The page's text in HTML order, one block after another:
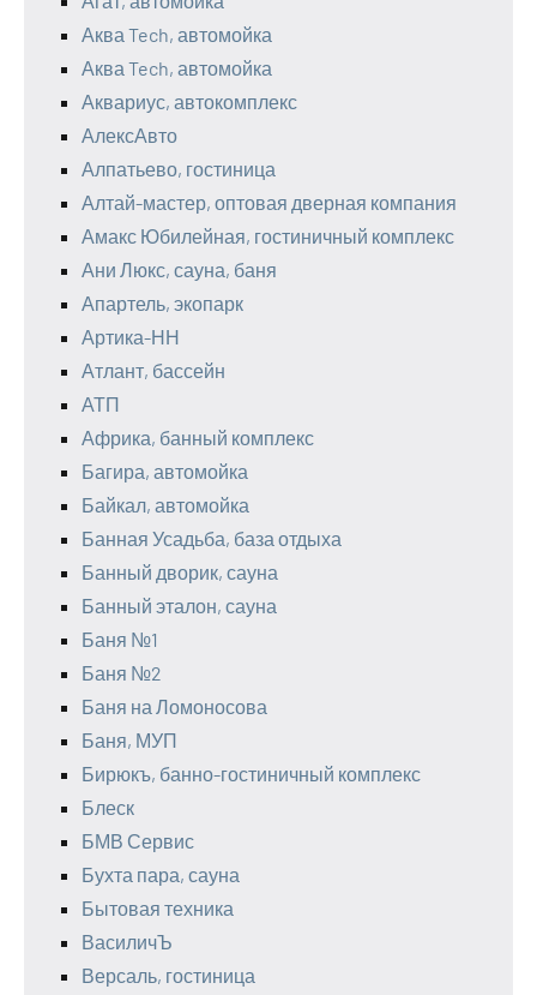
Аква Tech, автомойка
Аква Tech, автомойка
Аквариус, автокомплекс
АлексАвто
Алпатьево, гостиница
Алтай-мастер, оптовая дверная компания
Амакс Юбилейная, гостиничный комплекс
Ани Люкс, сауна, баня
Апартель, экопарк
Артика-НН
Атлант, бассейн
АТП
Африка, банный комплекс
Багира, автомойка
Байкал, автомойка
Банная Усадьба, база отдыха
Банный дворик, сауна
Банный эталон, сауна
Баня №1
Баня №2
Баня на Ломоносова
Баня, МУП
Бирюкъ, банно-гостиничный комплекс
Блеск
БМВ Сервис
Бухта пара, сауна
Бытовая техника
ВасиличЪ
Версаль, гостиница